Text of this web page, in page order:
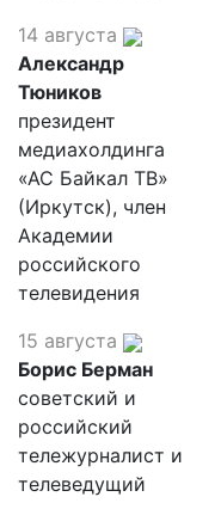
14 августа
Александр
Тюников
президент
медиахолдинга
«АС Байкал ТВ»
(Иркутск), член
Академии
российского
телевидения
15 августа
Борис Берман
советский и
российский
тележурналист и
телеведущий